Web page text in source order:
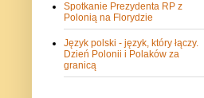
Spotkanie Prezydenta RP z
Polonią na Florydzie
Język polski - język, który łączy.
Dzień Polonii i Polaków za
granicą